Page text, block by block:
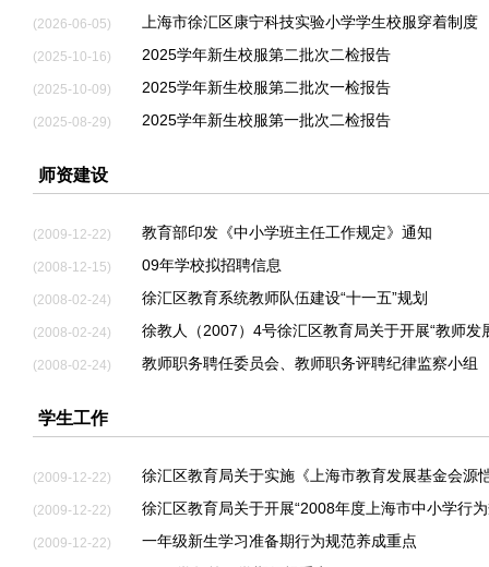
上海市徐汇区康宁科技实验小学学生校服穿着制度
(2026-06-05)
2025学年新生校服第二批次二检报告
(2025-10-16)
2025学年新生校服第二批次一检报告
(2025-10-09)
2025学年新生校服第一批次二检报告
(2025-08-29)
师资建设
教育部印发《中小学班主任工作规定》通知
(2009-12-22)
09年学校拟招聘信息
(2008-12-15)
徐汇区教育系统教师队伍建设“十一五”规划
(2008-02-24)
徐教人（2007）4号徐汇区教育局关于开展“教师发
(2008-02-24)
教师职务聘任委员会、教师职务评聘纪律监察小组
(2008-02-24)
学生工作
徐汇区教育局关于实施《上海市教育发展基金会源
(2009-12-22)
徐汇区教育局关于开展“2008年度上海市中小学行
(2009-12-22)
一年级新生学习准备期行为规范养成重点
(2009-12-22)